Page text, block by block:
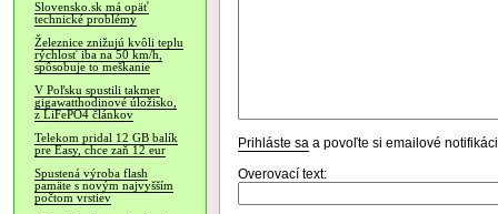
Slovensko.sk má opäť
technické problémy
Železnice znižujú kvôli teplu
rýchlosť iba na 50 km/h,
spôsobuje to meškanie
V Poľsku spustili takmer
gigawatthodinové úložisko,
z LiFePO4 článkov
Telekom pridal 12 GB balík
pre Easy, chce zaň 12 eur
Spustená výroba flash
pamäte s novým najvyšším
počtom vrstiev
Prihláste sa a povoľte si emailové
Overovací text: